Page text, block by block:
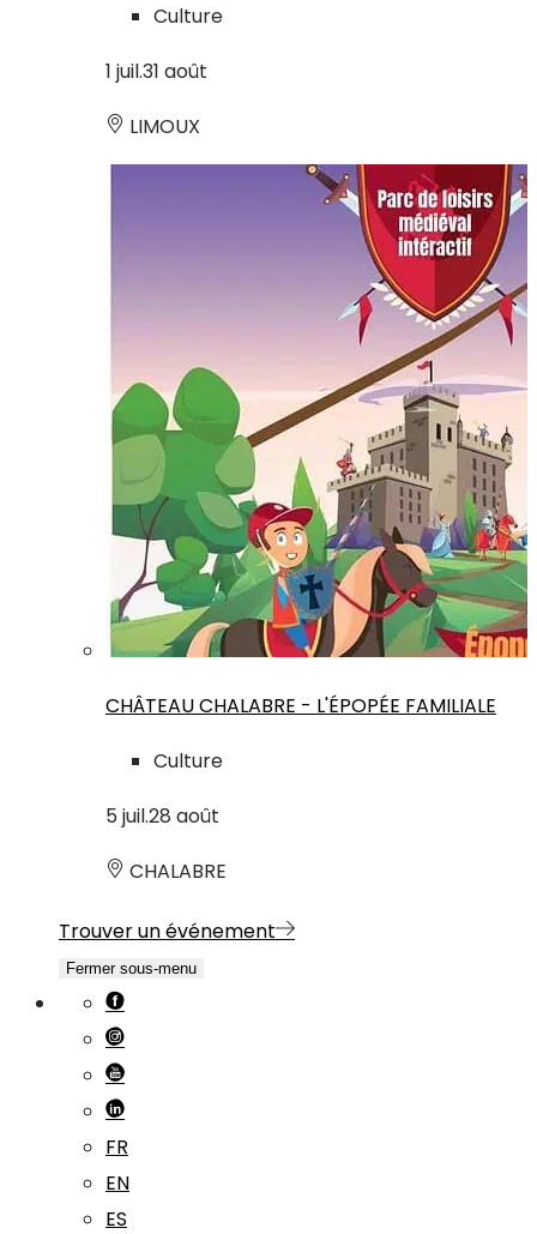
Culture
1 juil.31 août
LIMOUX
CHÂTEAU CHALABRE - L'ÉPOPÉE FAMILIALE
Culture
5 juil.28 août
CHALABRE
Trouver un événement
Fermer sous-menu
FR
EN
ES